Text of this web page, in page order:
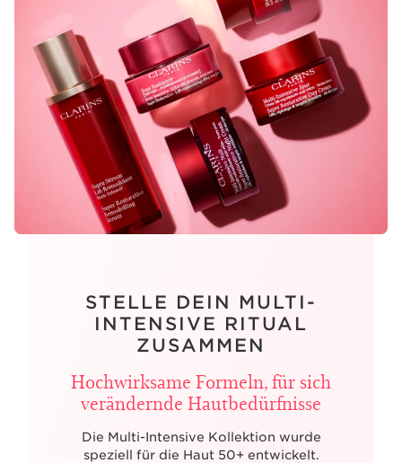
STELLE DEIN MULTI-
INTENSIVE RITUAL
ZUSAMMEN
Hochwirksame Formeln, für sich
verändernde Hautbedürfnisse
Die Multi-Intensive Kollektion wurde
speziell für die Haut 50+ entwickelt.